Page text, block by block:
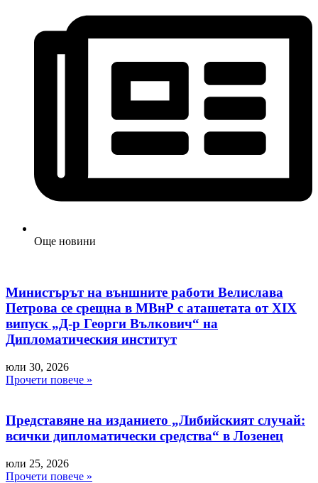
Още новини
Министърът на външните работи Велислава
Петрова се срещна в МВнР с аташетата от XIX
випуск „Д-р Георги Вълкович“ на
Дипломатическия институт
юли 30, 2026
Прочети повече »
Представяне на изданието „Либийският случай:
всички дипломатически средства“ в Лозенец
юли 25, 2026
Прочети повече »